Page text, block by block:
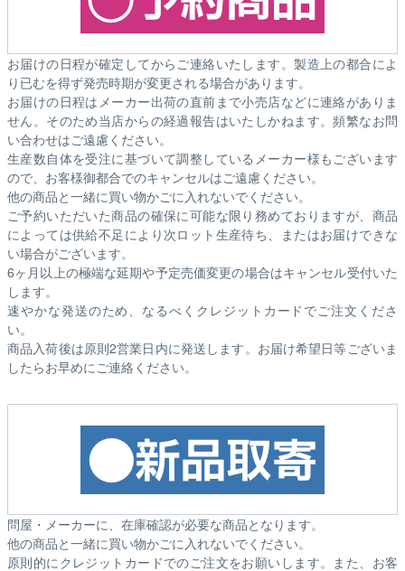
お届けの日程が確定してからご連絡いたします。製造上の都合によ
り已むを得ず発売時期が変更される場合があります。
お届けの日程はメーカー出荷の直前まで小売店などに連絡がありま
せん。そのため当店からの経過報告はいたしかねます。頻繁なお問
い合わせはご遠慮ください。
生産数自体を受注に基づいて調整しているメーカー様もございます
ので、お客様御都合でのキャンセルはご遠慮ください。
他の商品と一緒に買い物かごに入れないでください。
ご予約いただいた商品の確保に可能な限り務めておりますが、商品
によっては供給不足により次ロット生産待ち、またはお届けできな
い場合がございます。
6ヶ月以上の極端な延期や予定売価変更の場合はキャンセル受付いた
します。
速やかな発送のため、なるべくクレジットカードでご注文くださ
い。
商品入荷後は原則2営業日内に発送します。お届け希望日等ございま
したらお早めにご連絡ください。
問屋・メーカーに、在庫確認が必要な商品となります。
他の商品と一緒に買い物かごに入れないでください。
原則的にクレジットカードでのご注文をお願いします。また、お客